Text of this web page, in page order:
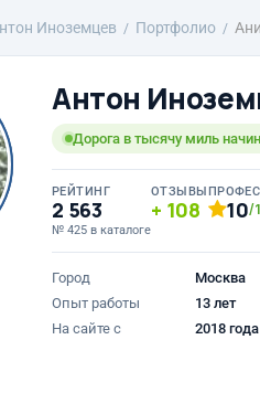
Иноземцев Портфолио
Антон
Дорога в тысячу миль
РЕЙТИНГ
2 563
№ 425 в каталоге
ОТЗЫВЫ
108 10/
Город
Москва
Опыт работы
13 лет
На сайте с
2018 года